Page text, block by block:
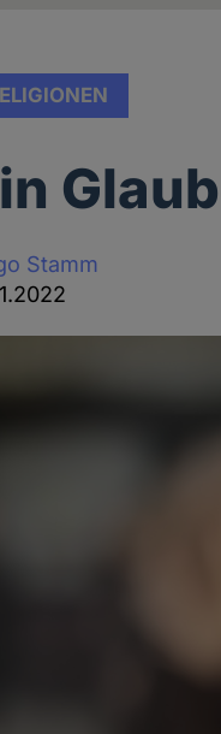
Stamm